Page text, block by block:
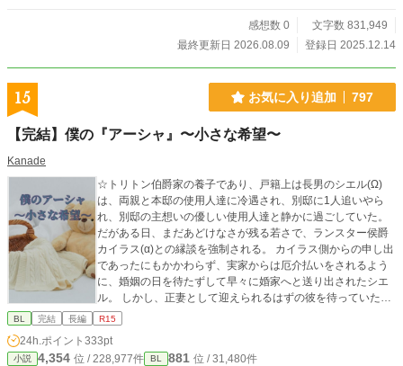
「FORBIDDEN」は「禁じられた」「禁断の」といった感じ
の意味。 話が進むにつれ近親相姦の要素が強めになりますの
感想数 0
文字数 831,949
最終更新日 2026.08.09
登録日 2025.12.14
15 お気に入り追加 797
【完結】僕の『アーシャ』〜小さな希望〜
Kanade
☆トリトン伯爵家の養子であり、戸籍上は長男のシエル(Ω)
は、両親と本邸の使用人達に冷遇され、別邸に1人追いやら
れ、別邸の主想いの優しい使用人達と静かに過ごしていた。
だがある日、まだあどけなさが残る若さで、ランスター侯爵
カイラス(α)との縁談を強制される。 ​カイラス側からの申し出
であったにもかかわらず、実家からは厄介払いをされるよう
に、婚姻の日を待たずして早々に婚家へと送り出されたシエ
ル。 しかし、正妻として迎えられるはずの彼を待っていたの
は、ランスター侯爵家の離れ…別邸での生活だったー。 本邸
奥様』であるかのように振る舞い、シエルの居場所を奪って
いたのだ。 悪びれた様子もなく、シエルとの婚姻を望んだ理
BL 完結 長編 R15
24h.ポイント 333pt
小説 4,354 位 / 228,977件 BL 881 位 / 31,480件